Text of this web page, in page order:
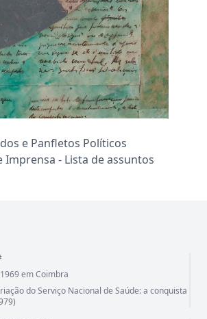
e Panfletos Políticos
Imprensa - Lista de assuntos
em Coimbra
do Serviço Nacional de Saúde: a conquista